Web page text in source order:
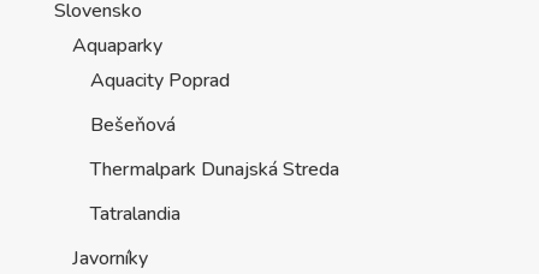
Slovensko
Aquaparky
Aquacity Poprad
Bešeňová
Thermalpark Dunajská Streda
Tatralandia
Javorníky